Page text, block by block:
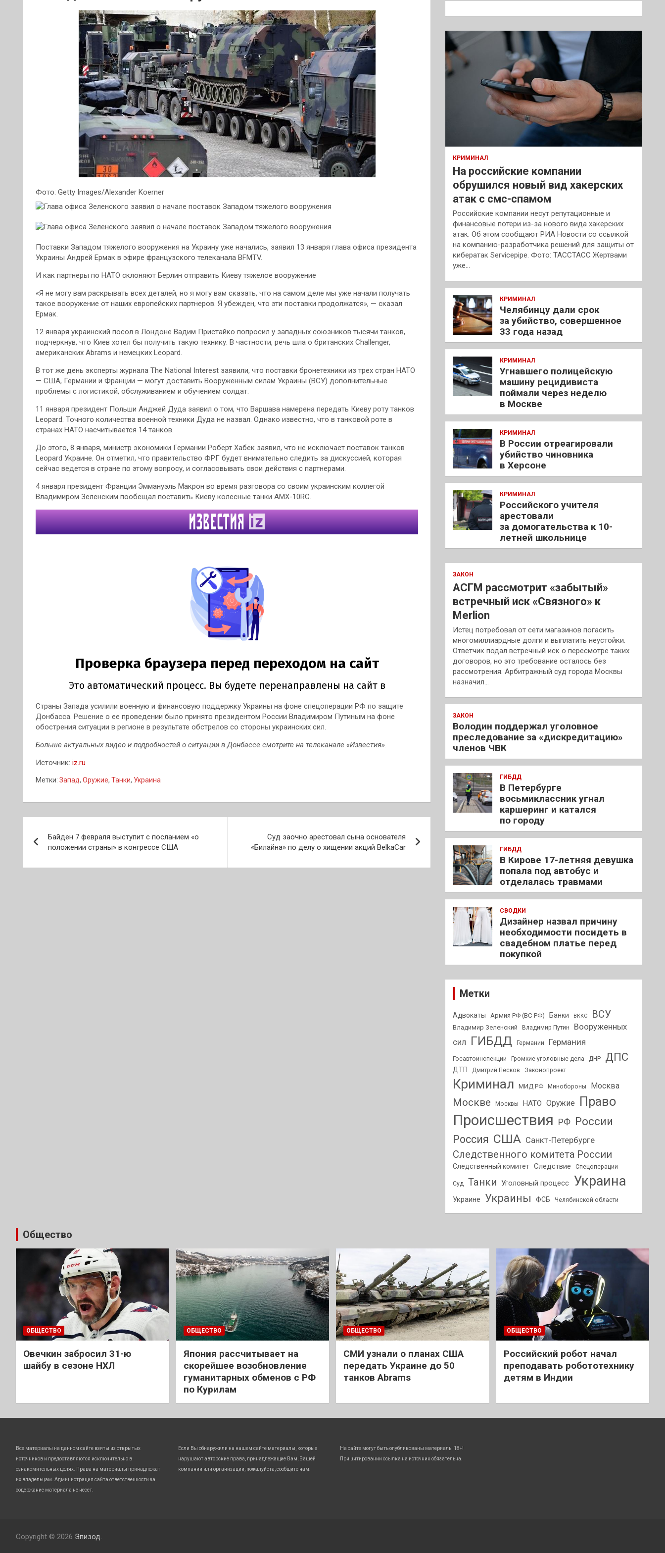
Фото: Getty Images/Alexander Koerner
Поставки Западом тяжелого вооружения на Украину уже начались, заявил 13 января глава офиса президента
Украины Андрей Ермак в эфире французского телеканала BFMTV.
И как партнеры по НАТО склоняют Берлин отправить Киеву тяжелое вооружение
«Я не могу вам раскрывать всех деталей, но я могу вам сказать, что на самом деле мы уже начали получать
такое вооружение от наших европейских партнеров. Я убежден, что эти поставки продолжатся», — сказал
Ермак.
12 января украинский посол в Лондоне Вадим Пристайко попросил у западных союзников тысячи танков,
подчеркнув, что Киев хотел бы получить такую технику. В частности, речь шла о британских Challenger,
американских Abrams и немецких Leopard.
В тот же день эксперты журнала The National Interest заявили, что поставки бронетехники из трех стран НАТО
— США, Германии и Франции — могут доставить Вооруженным силам Украины (ВСУ) дополнительные
проблемы с логистикой, обслуживанием и обучением солдат.
11 января президент Польши Анджей Дуда заявил о том, что Варшава намерена передать Киеву роту танков
Leopard. Точного количества военной техники Дуда не назвал. Однако известно, что в танковой роте в
странах НАТО насчитывается 14 танков.
До этого, 8 января, министр экономики Германии Роберт Хабек заявил, что не исключает поставок танков
Leopard Украине. Он отметил, что правительство ФРГ будет внимательно следить за дискуссией, которая
сейчас ведется в стране по этому вопросу, и согласовывать свои действия с партнерами.
4 января президент Франции Эммануэль Макрон во время разговора со своим украинским коллегой
Владимиром Зеленским пообещал поставить Киеву колесные танки AMX-10RC.
Страны Запада усилили военную и финансовую поддержку Украины на фоне спецоперации РФ по защите
Донбасса. Решение о ее проведении было принято президентом России Владимиром Путиным на фоне
обострения ситуации в регионе в результате обстрелов со стороны украинских сил.
Больше актуальных видео и подробностей о ситуации в Донбассе смотрите на телеканале «Известия».
Источник: iz.ru
Метки: Запад, Оружие, Танки, Украина
по
записям
Байден 7 февраля выступит с посланием «о
положении страны» в конгрессе США
Суд заочно арестовал сына основателя
«Билайна» по делу о хищении акций BelkaCar
к
КРИМИНАЛ
На российские компании
обрушился новый вид хакерских
атак с смс-спамом
Российские компании несут репутационные и
финансовые потери из-за нового вида хакерских
атак. Об этом сообщают РИА Новости со ссылкой
на компанию-разработчика решений для защиты от
кибератак Servicepipe. Фото: ТАССТАСС Жертвами
уже…
КРИМИНАЛ
Челябинцу дали срок
за убийство, совершенное
33 года назад
КРИМИНАЛ
Угнавшего полицейскую
машину рецидивиста
поймали через неделю
в Москве
КРИМИНАЛ
В России отреагировали
убийство чиновника
в Херсоне
КРИМИНАЛ
Российского учителя
арестовали
за домогательства к 10-
летней школьнице
ЗАКОН
АСГМ рассмотрит «забытый»
встречный иск «Связного» к
Merlion
Истец потребовал от сети магазинов погасить
многомиллиардные долги и выплатить неустойки.
Ответчик подал встречный иск о пересмотре таких
договоров, но это требование осталось без
рассмотрения. Арбитражный суд города Москвы
назначил…
ЗАКОН
Володин поддержал уголовное
преследование за «дискредитацию»
членов ЧВК
ГИБДД
В Петербурге
восьмиклассник угнал
каршеринг и катался
по городу
ГИБДД
В Кирове 17-летняя девушка
попала под автобус и
отделалась травмами
СВОДКИ
Дизайнер назвал причину
необходимости посидеть в
свадебном платье перед
покупкой
Метки
Адвокаты Армия РФ (ВС РФ) Банки ВККС ВСУ
Владимир Зеленский Владимир Путин
Вооруженных
сил
ГИБДД Германии Германия
Госавтоинспекции Громкие уголовные дела ДНР ДПС
ДТП Дмитрий Песков Законопроект
Криминал МИД РФ Минобороны Москва
Москве Москвы НАТО Оружие Право
Происшествия РФ России
Россия США Санкт-Петербурге
Следственного комитета России
Следственный комитет Следствие Спецоперации
Суд Танки Уголовный процесс Украина
Украине Украины ФСБ Челябинской области
Общество
ОБЩЕСТВО
Овечкин забросил 31-ю
шайбу в сезоне НХЛ
ОБЩЕСТВО
Япония рассчитывает на
скорейшее возобновление
гуманитарных обменов с РФ
по Курилам
ОБЩЕСТВО
СМИ узнали о планах США
передать Украине до 50
танков Abrams
ОБЩЕСТВО
Российский робот начал
преподавать робототехнику
детям в Индии
Все материалы на данном сайте взяты из открытых
источников и предоставляются исключительно в
ознакомительных целях. Права на материалы принадлежат
их владельцам. Администрация сайта ответственности за
содержание материала не несет.
Если Вы обнаружили на нашем сайте материалы, которые
нарушают авторские права, принадлежащие Вам, Вашей
компании или организации, пожалуйста, сообщите нам.
На сайте могут быть опубликованы материалы 18+!
При цитировании ссылка на источник обязательна.
Copyright © 2026 Эпизод.